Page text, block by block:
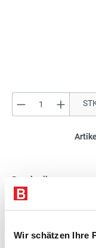
Wir schätzen Ihre
Produkt
Beschreibung
Technische Daten